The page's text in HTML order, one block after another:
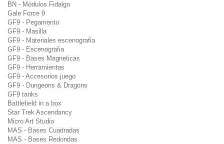
BN - Módulos Fidalgo
Gale Force 9
GF9 - Pegamento
GF9 - Masilla
GF9 - Materiales escenografia
GF9 - Escenografia
GF9 - Bases Magneticas
GF9 - Herramientas
GF9 - Accesorios juego
GF9 - Dungeons & Dragons
GF9 tanks
Battlefield in a box
Star Trek Ascendancy
Micro Art Studio
MAS - Bases Cuadradas
MAS - Bases Redondas